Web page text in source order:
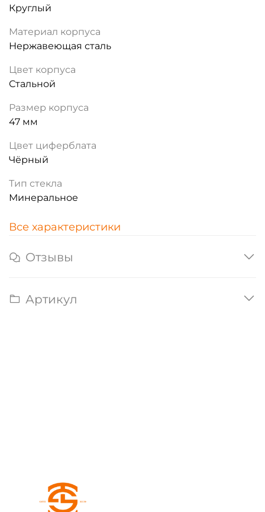
Круглый
Материал корпуса
Нержавеющая сталь
Цвет корпуса
Стальной
Размер корпуса
47 мм
Цвет циферблата
Чёрный
Тип стекла
Минеральное
Все характеристики
Отзывы
Артикул